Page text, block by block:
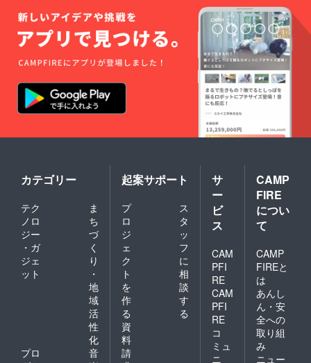
す。 ・
発送時
期は、9
月後
半〜10
月を想
定。
詳細が
決まり
メール
ます。
場所：
さい
たま市
緑区南
部領辻
https://t
inyurl.c
om/3wk
収穫し
ていた
だいた
希望に
て、送
付する
ことも
可能 保
蔵保
存：乾
燥しな
いよう
に保存
袋や
ラップ
で密閉
し、野
菜室に
ていた
だき案
内の
上、決
めてい
ただけ
ればと
思いま
す。
ケ
ジュー
ル等、
メール
にてご
相談さ
せてく
ださ
カテゴリー
テク
ノロ
ジー
・ガ
ジェ
ット
ま
ち
づ
く
り
・
地
域
活
性
化
プロ
音
起案サポート
プ
ロ
ジ
ェ
ク
ト
を
作
る
ス
タ
ッ
フ
に
相
談
す
る
資
料
請
サ
ー
ビ
ス
CAM
PFI
RE
CAM
PFI
RE
コ
ミュ
ニ
CAMP
FIRE
につい
て
CAMP
FIREと
は
あんし
ん・安
全への
取り組
み
ニュー